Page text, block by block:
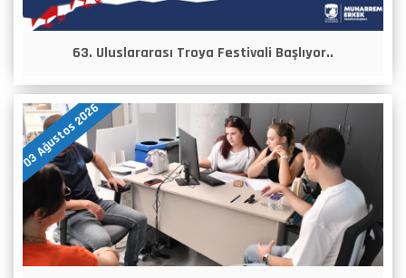
63. Uluslararası Troya Festivali Başlıyor..
03 Ağustos 2026